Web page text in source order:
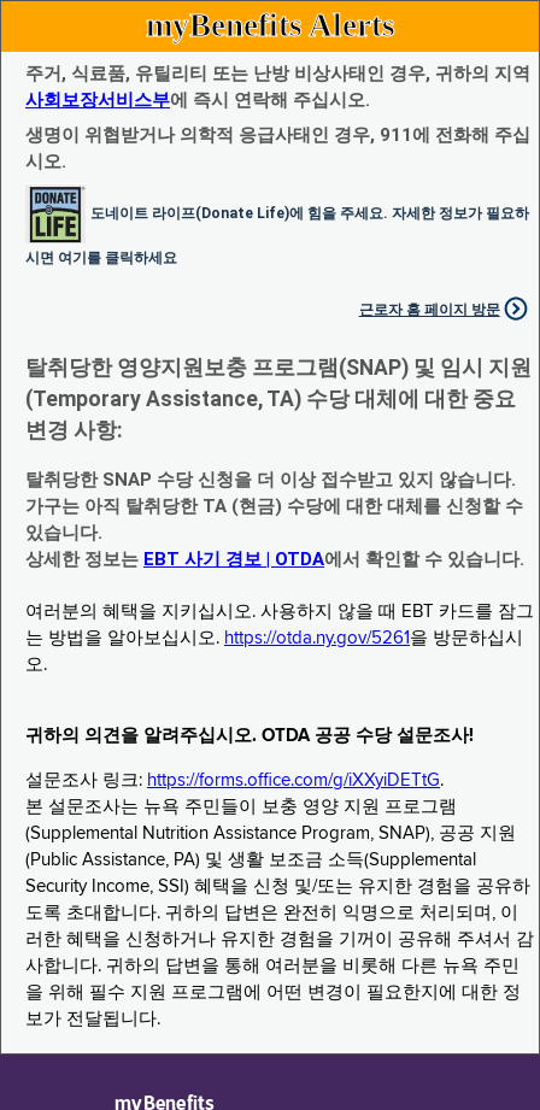
myBenefits Alerts
주거, 식료품, 유틸리티 또는 난방 비상사태인 경우, 귀하의 지역
사회보장서비스부에 즉시 연락해 주십시오.
생명이 위협받거나 의학적 응급사태인 경우, 911에 전화해 주십
시오.
도네이트 라이프(Donate Life)에 힘을 주세요. 자세한 정보가 필요하
시면 여기를 클릭하세요
근로자 홈 페이지 방문
탈취당한 영양지원보충 프로그램(SNAP) 및 임시 지원
(Temporary Assistance, TA) 수당 대체에 대한 중요
변경 사항:
탈취당한 SNAP 수당 신청을 더 이상 접수받고 있지 않습니다.
가구는 아직 탈취당한 TA (현금) 수당에 대한 대체를 신청할 수
있습니다.
상세한 정보는 EBT 사기 경보 | OTDA에서 확인할 수 있습니다.
여러분의 혜택을 지키십시오. 사용하지 않을 때 EBT 카드를 잠그
는 방법을 알아보십시오. https://otda.ny.gov/5261 을 방문하십시
오.
귀하의 의견을 알려주십시오. OTDA 공공 수당 설문조사!
설문조사 링크: https://forms.office.com/g/iXXyiDETtG.
본 설문조사는 뉴욕 주민들이 보충 영양 지원 프로그램
(Supplemental Nutrition Assistance Program, SNAP), 공공 지원
(Public Assistance, PA) 및 생활 보조금 소득(Supplemental
Security Income, SSI) 혜택을 신청 및/또는 유지한 경험을 공유하
도록 초대합니다. 귀하의 답변은 완전히 익명으로 처리되며, 이
러한 혜택을 신청하거나 유지한 경험을 기꺼이 공유해 주셔서 감
사합니다. 귀하의 답변을 통해 여러분을 비롯해 다른 뉴욕 주민
을 위해 필수 지원 프로그램에 어떤 변경이 필요한지에 대한 정
보가 전달됩니다.
myBenefits